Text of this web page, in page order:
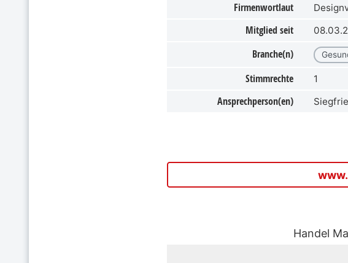
Firmenwortlaut
Mitglied seit
Branche(n)
Stimmrechte 1
Ansprechperson(en)
Handel